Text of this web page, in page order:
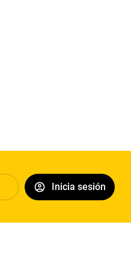
Inicia sesión